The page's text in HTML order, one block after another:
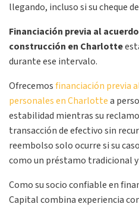
llegando, incluso si su cheque
Financiación previa al
construcción en Charlotte
durante ese intervalo.
Ofrecemosfinanciación previa
personales en Charlottea
estabilidad mientras su
transacción de efectivo sin
reembolso solo ocurre si su
como un préstamo tradicional
Como su socio confiable en
Capital combina experiencia